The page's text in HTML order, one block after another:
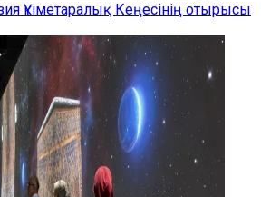
Үкіметаралық Кеңесінің отырысы